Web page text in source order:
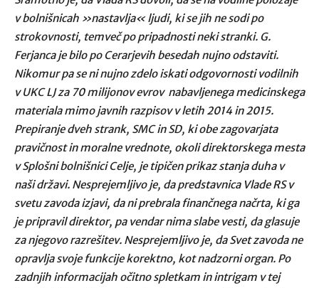
v bolnišnicah »nastavlja« ljudi, ki se jih ne sodi po
strokovnosti, temveč po pripadnosti neki stranki. G.
Ferjanca je bilo po Cerarjevih besedah nujno odstaviti.
Nikomur pa se ni nujno zdelo iskati odgovornosti vodilnih
v UKC LJ za 70 milijonov evrov nabavljenega medicinskega
materiala mimo javnih razpisov v letih 2014 in 2015.
Prepiranje dveh strank, SMC in SD, ki obe zagovarjata
pravičnost in moralne vrednote, okoli direktorskega mesta
v Splošni bolnišnici Celje, je tipičen prikaz stanja duha v
naši državi. Nesprejemljivo je, da predstavnica Vlade RS v
svetu zavoda izjavi, da ni prebrala finančnega načrta, ki ga
je pripravil direktor, pa vendar nima slabe vesti, da glasuje
za njegovo razrešitev. Nesprejemljivo je, da Svet zavoda ne
opravlja svoje funkcije korektno, kot nadzorni organ. Po
zadnjih informacijah očitno spletkam in intrigam v tej